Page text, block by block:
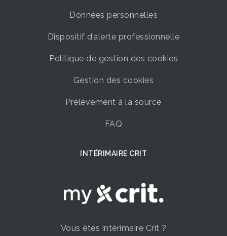
Données personnelles
Dispositif d’alerte professionnelle
Politique de gestion des cookies
Gestion des cookies
Prélèvement à la source
FAQ
INTÉRIMAIRE CRIT
Vous êtes intérimaire Crit ?